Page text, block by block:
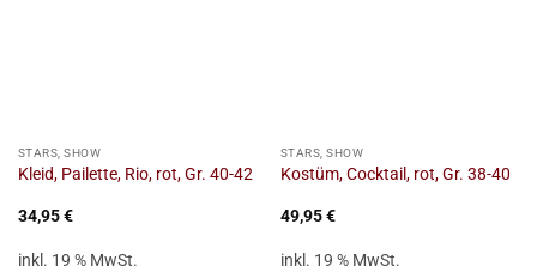
STARS, SHOW
Kleid, Pailette, Rio, rot, Gr. 40-42
34,95€
inkl. 19 % MwSt.
STARS, SHOW
Kostüm, Cocktail, rot, Gr. 38-40
49,95€
inkl. 19 % MwSt.